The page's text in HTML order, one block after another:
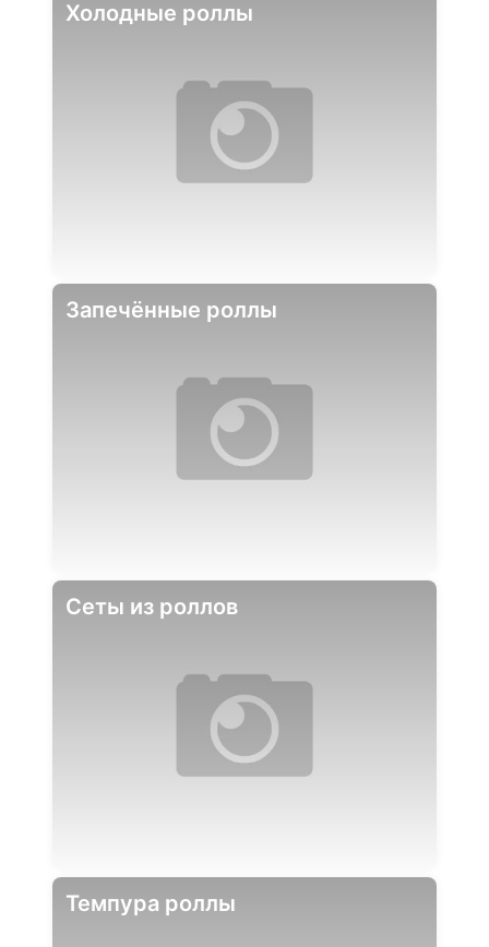
Холодные роллы
Запечённые роллы
Сеты из роллов
Темпура роллы